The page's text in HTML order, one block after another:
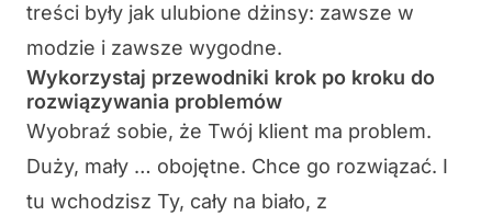
treści były jak ulubione dżinsy: zawsze w
modzie i zawsze wygodne.
Wykorzystaj przewodniki krok po kroku do
rozwiązywania problemów
Wyobraź sobie, że Twój klient ma problem.
Duży, mały … obojętne. Chce go rozwiązać. I
tu wchodzisz Ty, cały na biało, z